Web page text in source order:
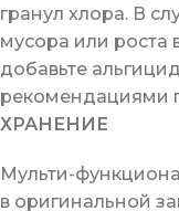
гранул хлора. В
мусора или роста
добавьте
рекомендациями
ХРАНЕНИЕ
Мульти-
в оригинальной